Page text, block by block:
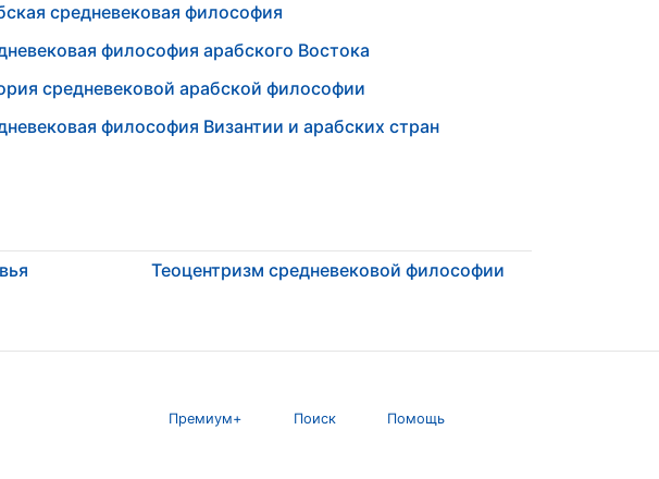
средневековая философия
философия арабского Востока
средневековой арабской философии
философия Византии и арабских стран
Теоцентризм средневековой философии
Премиум+ Поиск Помощь